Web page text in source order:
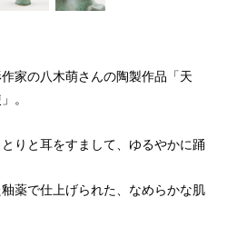
家の八木萌さんの陶製作品「天
。
りと耳をすまして、ゆるやかに踊
薬で仕上げられた、なめらかな肌